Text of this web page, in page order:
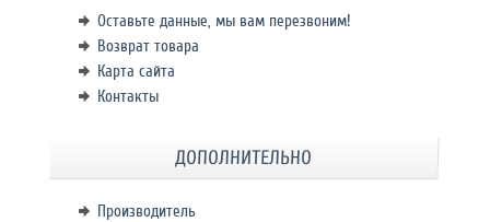
Оставьте данные, мы вам перезвоним!
Возврат товара
Карта сайта
Контакты
ДОПОЛНИТЕЛЬНО
Производитель